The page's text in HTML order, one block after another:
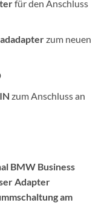
für den Anschluss
zum neuen
zum Anschluss an
BMW Business
Adapter
am